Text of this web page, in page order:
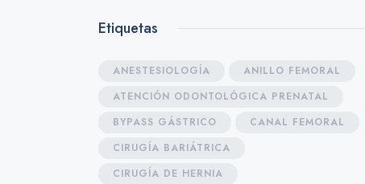
Etiquetas
ANESTESIOLOGÍA
ANILLO FEMORAL
ATENCIÓN ODONTOLÓGICA PRENATAL
BYPASS GÁSTRICO
CANAL FEMORAL
CIRUGÍA BARIÁTRICA
CIRUGÍA DE HERNIA